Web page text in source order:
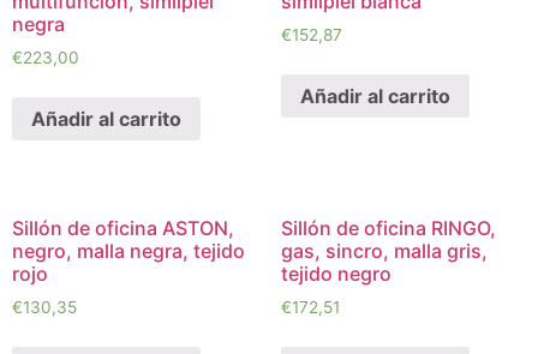
negra
€223,00
Añadir al carrito
€152,87
Añadir al carrito
Sillón de oficina ASTON,
negro, malla negra, tejido
rojo
€130,35
Sillón de oficina RINGO,
gas, sincro, malla gris,
tejido negro
€172,51